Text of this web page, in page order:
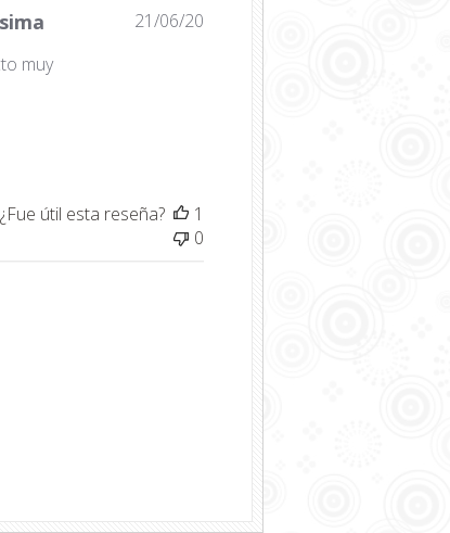
muy
21/06/20
¿Fue útil esta reseña?
1
0